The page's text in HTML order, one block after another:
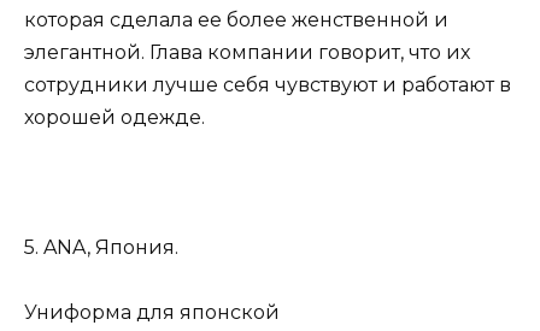
которая сделала ее более женственной и
элегантной. Глава компании говорит, что их
сотрудники лучше себя чувствуют и работают в
хорошей одежде.
5. ANA, Япония.
Униформа для японской